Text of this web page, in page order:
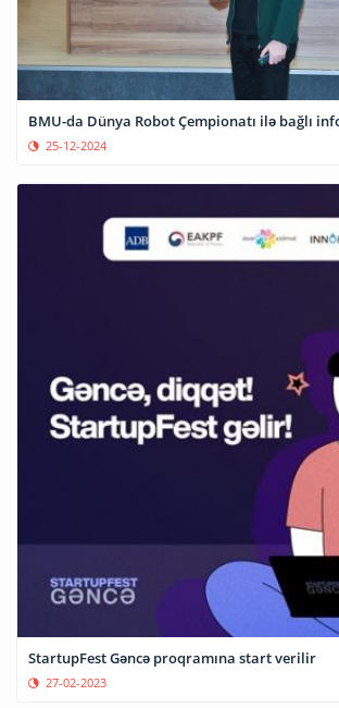
BMU-da Dünya Robot Çempionatı ilə bağlı
25-12-2024
StartupFest Gəncə proqramına start verilir
27-02-2023